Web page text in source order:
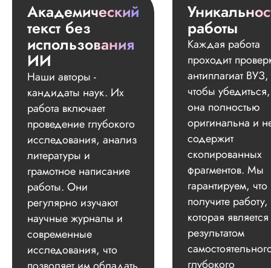
Академический
текст без
использования
ИИ
Наши авторы -
кандидаты наук. Их
работа включает
проведение глубокого
исследования, анализ
литературы и
грамотное написание
работы. Они
регулярно изучают
научные журналы и
современные
исследования, что
работы
Каждая работа
проходит
антиплагиат ВУЗ,
чтобы
она полностью
оригинальна и
содержит
скопированных
фрагментов. Мы
гарантируем,
получите работу,
которая является
результатом
глубокого